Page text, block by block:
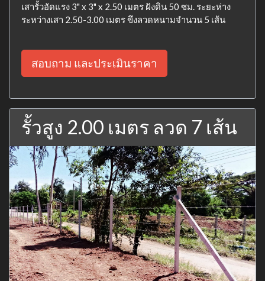
เสารั้วอัดแรง 3" x 3" x 2.50 เมตร ฝังดิน 50 ซม. ระยะห่าง
ระหว่างเสา 2.50-3.00 เมตร ขึงลวดหนามจำนวน 5 เส้น
สอบถาม และประเมินราคา
รั้วสูง 2.00 เมตร ลวด 7 เส้น